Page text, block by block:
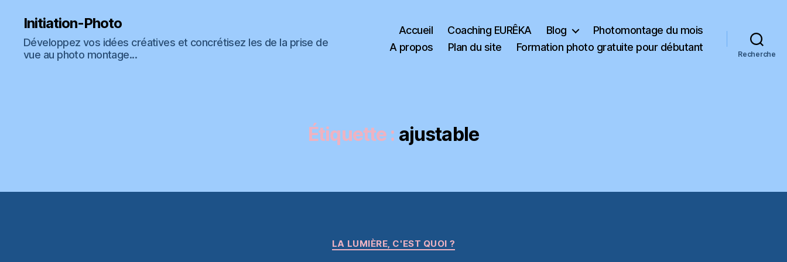
Initiation-Photo
Développez vos idées créatives et concrétisez les de la prise de
vue au photo montage...
Accueil Coaching EURÊKA Blog
Photomontage du mois
A propos
Plan du site Formation photo gratuite pour débutant
Recherche
Étiquette : ajustable
Catégories
LA LUMIÈRE, C'EST QUOI ?